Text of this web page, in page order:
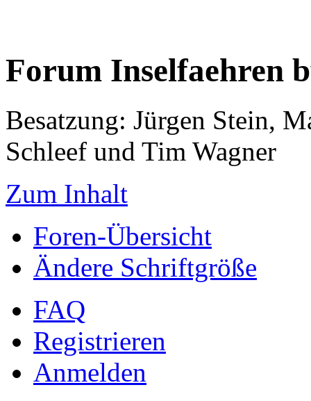
Forum Inselfaehren
Besatzung: Jürgen Stein,
Schleef und Tim Wagner
Zum Inhalt
Foren-Übersicht
Ändere Schriftgröße
FAQ
Registrieren
Anmelden